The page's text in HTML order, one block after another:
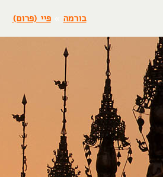
בורמה »פיי (פרום)